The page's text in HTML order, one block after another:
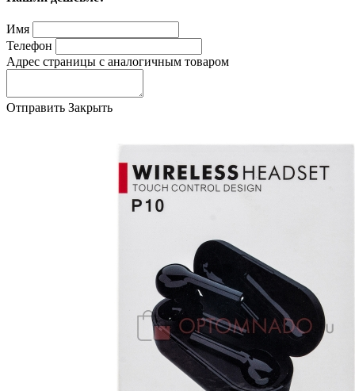
Имя
Телефон
Адрес страницы с аналогичным товаром
Отправить Закрыть